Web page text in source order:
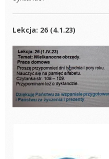
Lekcja: 26 (4.1.23)